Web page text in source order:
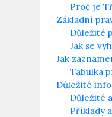
Proč je⁢
Základní⁣
Důležité
Jak ⁢se
Jak​
Tabulka​
Důležité⁢
Důležité
Příklady